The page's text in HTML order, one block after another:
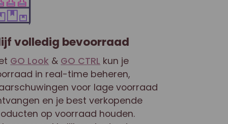
volledig bevoorraad
GO Look & GO CTRL kun je
in real-time beheren,
voor lage voorraad
en je best verkopende
op voorraad houden.